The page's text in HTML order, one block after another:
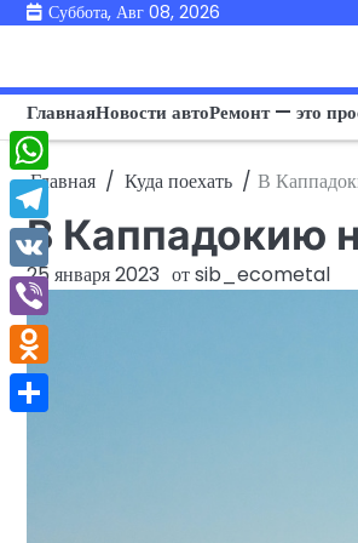
ПерейтиСуббота, Авг 08, 2026
ГлавнаяНовости автоРемонт — это
Главная Куда поехать В
В Каппадокию
25 января 2023 отsib_ecometal
WhatsApp
Telegram
VK
Viber
Odnoklassniki